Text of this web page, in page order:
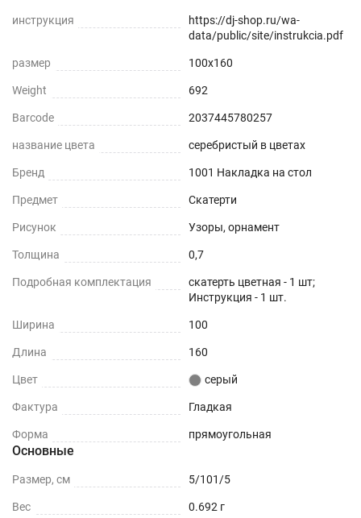
инструкция
https://dj-shop.ru/wa-
data/public/site/instrukcia.pdf
размер 100x160
Weight 692
Barcode 2037445780257
название цвета серебристый в цветах
Бренд 1001 Накладка на стол
Предмет Скатерти
Рисунок Узоры, орнамент
Толщина 0,7
Подробная комплектация
скатерть цветная - 1 шт;
Инструкция - 1 шт.
Ширина 100
Длина 160
Цвет серый
Фактура Гладкая
Форма прямоугольная
Основные
Размер, см 5/101/5
Вес 0.692 г